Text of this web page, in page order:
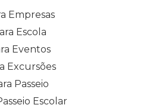
Empresas
Escola
Eventos
Excursões
Passeio
Escolar